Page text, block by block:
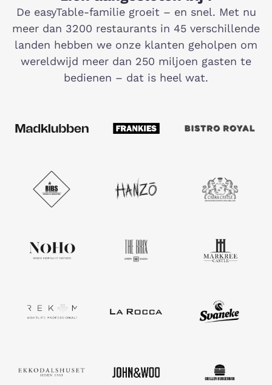
De easyTable-familie groeit – en snel. Met nu
meer dan 3200 restaurants in 45 verschillende
landen hebben we onze klanten geholpen om
wereldwijd meer dan 250 miljoen gasten te
bedienen – dat is heel wat.